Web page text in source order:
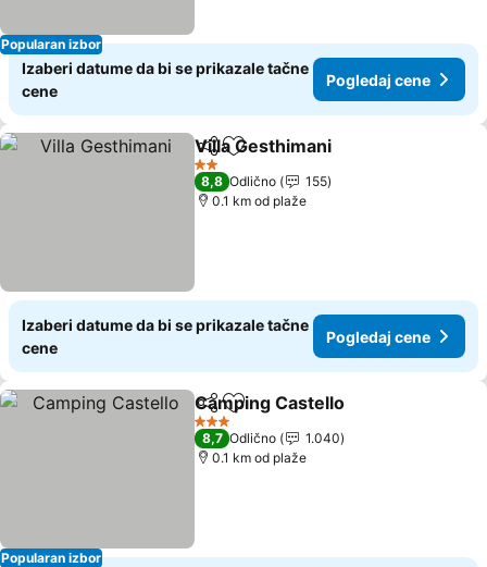
Popularan izbor
Izaberi datume da bi se prikazale tačne
cene
Pogledaj cene
Deli Dodati u favorite
Villa Gesthimani
2 Zvezdice
8,8 Odlično
155
0.1 km od plaže
Izaberi datume da bi se prikazale tačne
cene
Pogledaj cene
Popularan izbor
Deli Dodati u favorite
Camping Castello
3 Zvezdice
8,7 Odlično
1.040
0.1 km od plaže